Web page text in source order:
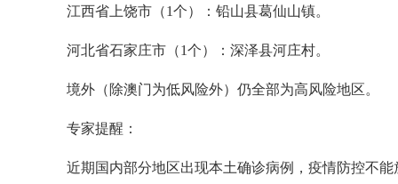
江西省上饶市（1个）：铅山县葛仙山镇。
河北省石家庄市（1个）：深泽县河庄村。
境外（除澳门为低风险外）仍全部为高风险地区。
专家提醒：
近期国内部分地区出现本土确诊病例，疫情防控不